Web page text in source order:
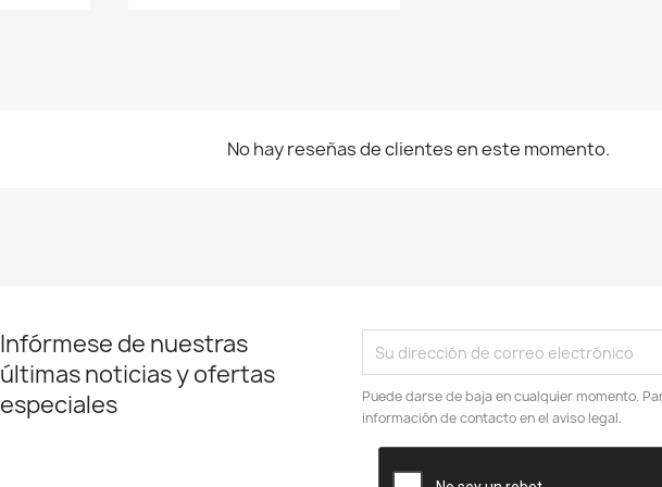
No hay reseñas de clientes en este momento.
Infórmese de nuestras
últimas noticias y ofertas
especiales
Puede darse de baja en cualquier momento.
información de contacto en el aviso legal.